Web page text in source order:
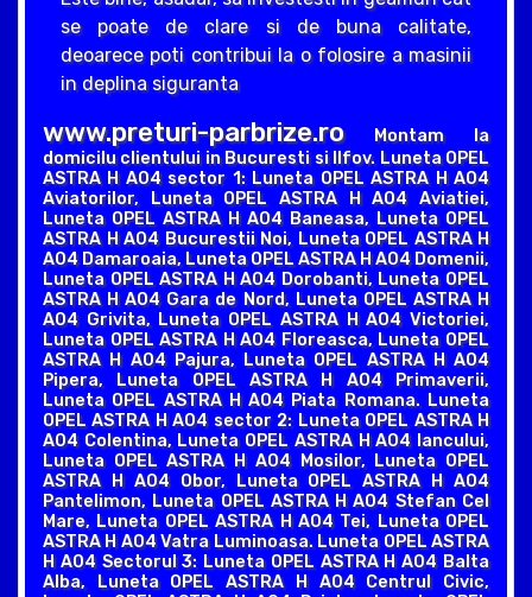
se poate de clare si de buna calitate,
deoarece poti contribui la o folosire a masinii
in deplina siguranta
www.preturi-parbrize.roMontam la
domicilu clientului in Bucuresti si Ilfov. Luneta OPEL
ASTRA H A04 sector 1: Luneta OPEL ASTRA H A04
Aviatorilor, Luneta OPEL ASTRA H A04 Aviatiei,
Luneta OPEL ASTRA H A04 Baneasa, Luneta OPEL
ASTRA H A04 Bucurestii Noi, Luneta OPEL ASTRA H
A04 Damaroaia, Luneta OPEL ASTRA H A04 Domenii,
Luneta OPEL ASTRA H A04 Dorobanti, Luneta OPEL
ASTRA H A04 Gara de Nord, Luneta OPEL ASTRA H
A04 Grivita, Luneta OPEL ASTRA H A04 Victoriei,
Luneta OPEL ASTRA H A04 Floreasca, Luneta OPEL
ASTRA H A04 Pajura, Luneta OPEL ASTRA H A04
Pipera, Luneta OPEL ASTRA H A04 Primaverii,
Luneta OPEL ASTRA H A04 Piata Romana. Luneta
OPEL ASTRA H A04 sector 2: Luneta OPEL ASTRA H
A04 Colentina, Luneta OPEL ASTRA H A04 Iancului,
Luneta OPEL ASTRA H A04 Mosilor, Luneta OPEL
ASTRA H A04 Obor, Luneta OPEL ASTRA H A04
Pantelimon, Luneta OPEL ASTRA H A04 Stefan Cel
Mare, Luneta OPEL ASTRA H A04 Tei, Luneta OPEL
ASTRA H A04 Vatra Luminoasa. Luneta OPEL ASTRA
H A04 Sectorul 3: Luneta OPEL ASTRA H A04 Balta
Alba, Luneta OPEL ASTRA H A04 Centrul Civic,